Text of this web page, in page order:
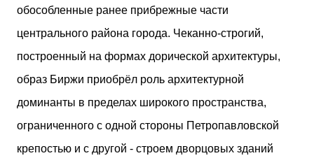
обособленные ранее прибрежные части
центрального района города. Чеканно-строгий,
построенный на формах дорической архитектуры,
образ Биржи приобрёл роль архитектурной
доминанты в пределах широкого пространства,
ограниченного с одной стороны Петропавловской
крепостью и с другой - строем дворцовых зданий